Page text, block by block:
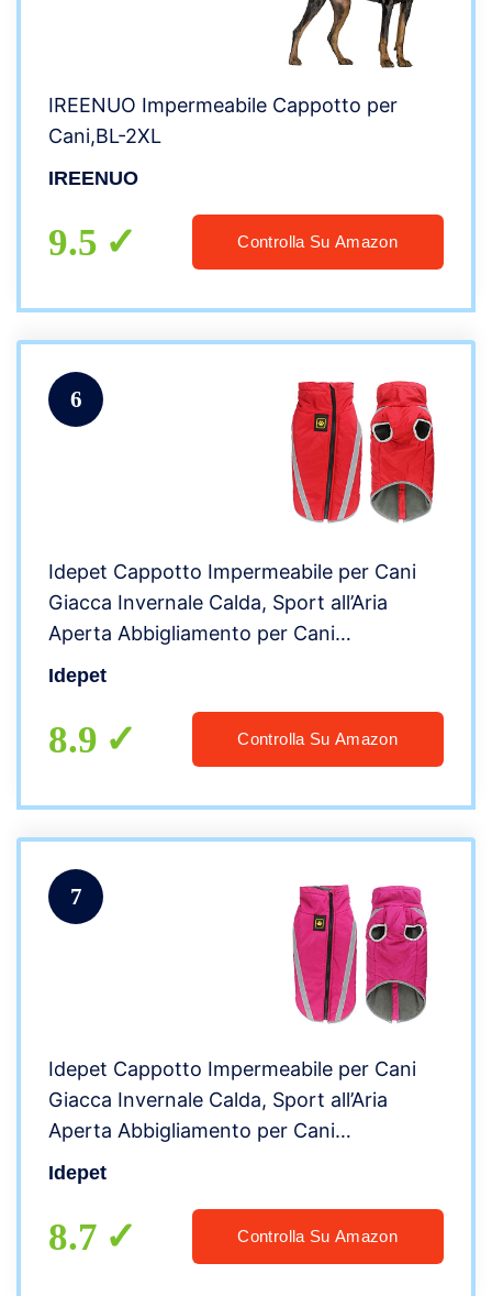
IREENUO Impermeabile Cappotto per
Cani,BL-2XL
IREENUO
9.5 Controlla Su Amazon
6
Idepet Cappotto Impermeabile per Cani
Giacca Invernale Calda, Sport all’Aria
Aperta Abbigliamento per Cani
Impermeabile Gilet per Cani di Taglia
Idepet
8.9 Controlla Su Amazon
7
Idepet Cappotto Impermeabile per Cani
Giacca Invernale Calda, Sport all’Aria
Aperta Abbigliamento per Cani
Impermeabile Gilet per Cani di Taglia
Idepet
8.7 Controlla Su Amazon